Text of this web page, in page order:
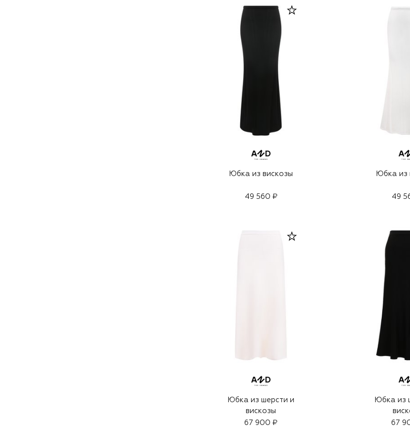
Юбка из вискозы
49 560 ₽
Юбка из
49
Юбка из шерсти и
вискозы
67 900 ₽
Юбка из
67